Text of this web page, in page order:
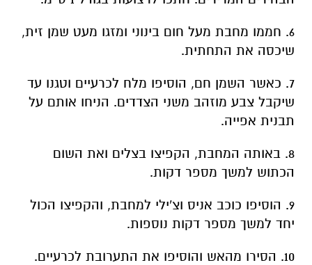
6. חממו מחבת מעל חום בינוני ומזגו מעט שמן זית,
שיכסה את התחתית.
7. כאשר השמן חם, הוסיפו מלח לכרעיים וטגנו עד
שיקבל צבע מוזהב משני הצדדים. הניחו אותם על
תבנית אפייה.
8. באותה המחבת, הקפיצו בצלים ואת השום
הכתוש למשך מספר דקות.
9. הוסיפו כוכב אניס וצ'ילי למחבת, והקפיצו הכול
יחד למשך מספר דקות נוספות.
10. הסירו מהאש והוסיפו את התערובת לכרעיים.